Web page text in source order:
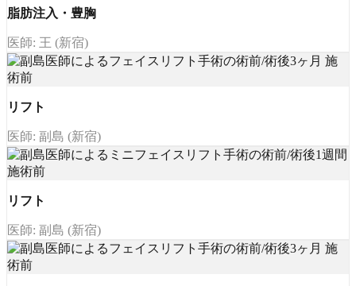
脂肪注入・豊胸
医師: 王 (新宿)
リフト
医師: 副島 (新宿)
リフト
医師: 副島 (新宿)